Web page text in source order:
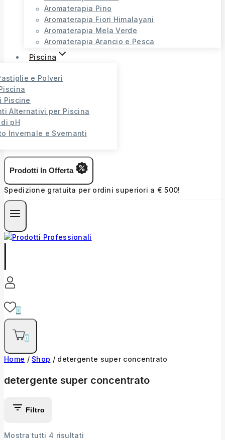
Aromaterapia Pino
Aromaterapia Fiori Himalayani
Aromaterapia Mela Verde
Aromaterapia Arancio e Pesca
Piscina
e Polveri
Piscine
Alternativi per Piscina
pH
Invernale e Svernanti
Prodotti In Offerta
Spedizione gratuita per ordini superiori a € 500!
0
0
Home / Shop / detergente super concentrato
detergente super concentrato
Filtro
Mostra tutti 4 risultati